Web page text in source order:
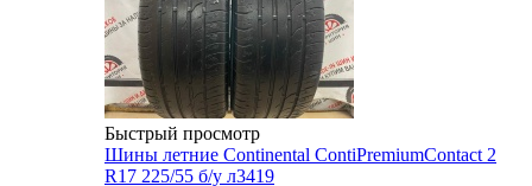
Быстрый просмотр
Шины летние Continental ContiPremiumContact 2
R17 225/55 б/у л3419